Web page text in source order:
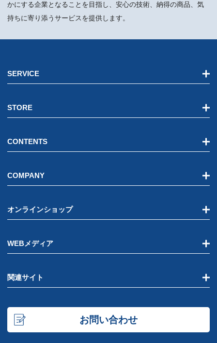
かにする企業となることを目指し、安心の技術、納得の商品、気
持ちに寄り添うサービスを提供します。
SERVICE
STORE
CONTENTS
COMPANY
オンラインショップ
WEBメディア
関連サイト
お問い合わせ